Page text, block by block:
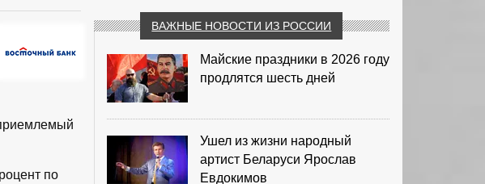
по
ВАЖНЫЕ НОВОСТИ ИЗ РОССИИ
Майские праздники в 2026 году
продлятся шесть дней
Ушел из жизни народный
артист Беларуси Ярослав
Евдокимов